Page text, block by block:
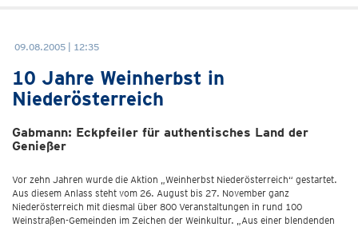
09.08.2005 | 12:35
10 Jahre Weinherbst in
Niederösterreich
Gabmann: Eckpfeiler für authentisches Land der
Genießer
Vor zehn Jahren wurde die Aktion „Weinherbst Niederösterreich“ gestartet.
Aus diesem Anlass steht vom 26. August bis 27. November ganz
Niederösterreich mit diesmal über 800 Veranstaltungen in rund 100
Weinstraßen-Gemeinden im Zeichen der Weinkultur. „Aus einer blendenden